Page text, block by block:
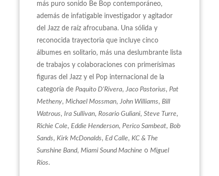
más puro sonido Be Bop contemporáneo,
además de infatigable investigador y agitador
del Jazz de raíz afrocubana. Una sólida y
reconocida trayectoria que incluye cinco
álbumes en solitario, más una deslumbrante lista
de trabajos y colaboraciones con primerísimas
figuras del Jazz y el Pop internacional de la
categoría de Paquito D'Rivera, Jaco Pastorius, Pat
Metheny, Michael Mossman, John Williams, Bill
Watrous, Ira Sullivan, Rosario Guliani, Steve Turre,
Richie Cole, Eddie Henderson, Perico Sambeat, Bob
Sands, Kirk McDonalds, Ed Calle, KC & The
Sunshine Band, Miami Sound Machine o Miguel
Ríos.